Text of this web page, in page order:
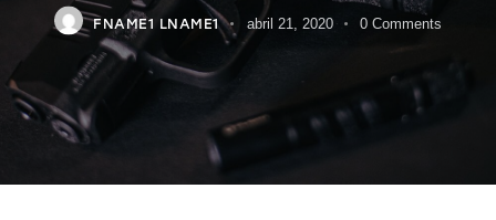
FNAME1 LNAME1 abril 21, 2020 0 Comments